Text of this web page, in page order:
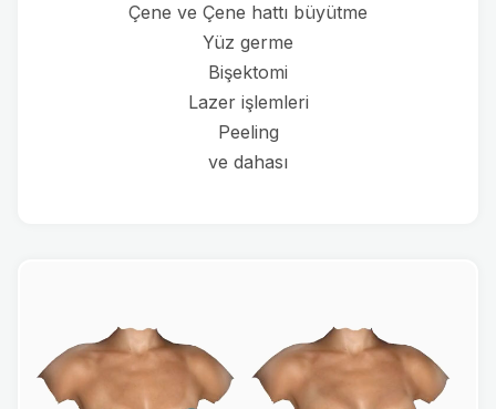
Çene ve Çene hattı büyütme
Yüz germe
Bişektomi
Lazer işlemleri
Peeling
ve dahası